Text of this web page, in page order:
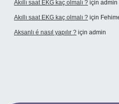
Akıllı saat EKG kaç olmalı ? için admin
Akıllı saat EKG kaç olmalı ? için
Aksanlı é nasıl yapılır ? için admin